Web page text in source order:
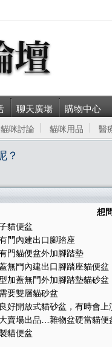
聊天廣場 購物中心
貓咪討論 貓咪用品 醫
？
想
貓便盆
門內建出口腳踏座
門貓便盆外加腳踏墊
無門內建出口腳踏座貓便盆
加蓋無門外加腳踏墊貓砂盆
要雙層貓砂盆
好開放式貓砂盆，有時會上
賣場出品…雜物盆硬當貓便
貓便盆